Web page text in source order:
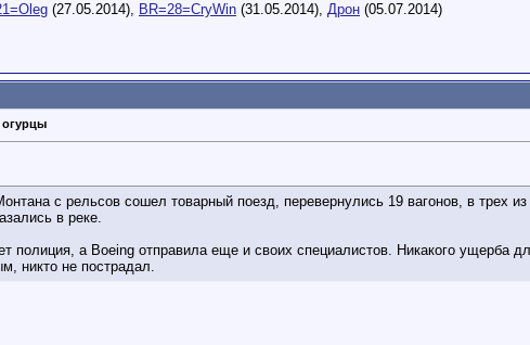
(27.05.2014), BR=28=CryWin (31.05.2014), Дрон (05.07.2014)
с рельсов сошел товарный поезд, перевернулись 19 вагонов, в трех
в реке.
полиция, а Boeing отправила еще и своих специалистов. Никакого ущерба
никто не пострадал.